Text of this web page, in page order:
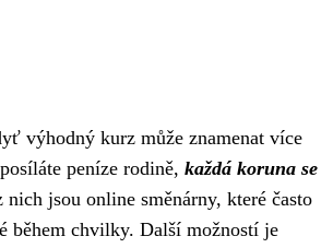
výhodný kurz může znamenat více
peníze rodině, každá koruna se
jsou online směnárny, které často
během chvilky. Další možností je